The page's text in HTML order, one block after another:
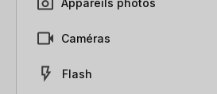
Caméras
Flash